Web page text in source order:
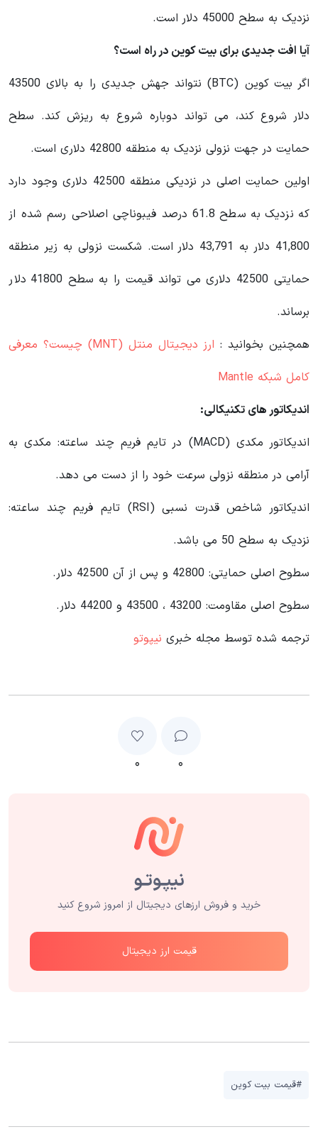
نزدیک به سطح 45000 دلار است.
آیا افت جدیدی برای بیت کوین در راه است؟
اگر بیت کوین (BTC) نتواند جهش جدیدی را به بالای 43500
دلار شروع کند، می تواند دوباره شروع به ریزش کند. سطح
حمایت در جهت نزولی نزدیک به منطقه 42800 دلاری است.
اولین حمایت اصلی در نزدیکی منطقه 42500 دلاری وجود دارد
که نزدیک به سطح 61.8 درصد فیبوناچی اصلاحی رسم شده از
41,800 دلار به 43,791 دلار است. شکست نزولی به زیر منطقه
حمایتی 42500 دلاری می تواند قیمت را به سطح 41800 دلار
برساند.
همچنین بخوانید :
ارز دیجیتال منتل (MNT) چیست؟ معرفی
کامل شبکه Mantle
اندیکاتور های تکنیکالی:
اندیکاتور مکدی (MACD) در تایم فریم چند ساعته: مکدی به
آرامی در منطقه نزولی سرعت خود را از دست می دهد.
اندیکاتور شاخص قدرت نسبی (RSI) تایم فریم چند ساعته:
نزدیک به سطح 50 می باشد.
سطوح اصلی حمایتی: 42800 و پس از آن 42500 دلار.
سطوح اصلی مقاومت: 43200 ، 43500 و 44200 دلار.
ترجمه شده توسط مجله خبری نیپوتو
۰ ۰
خرید و فروش ارزهای دیجیتال از امروز شروع کنید
قیمت ارز دیجیتال
#قیمت بیت کوین